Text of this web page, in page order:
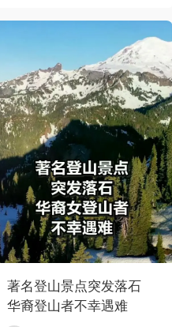
著名登山景点突发落石
华裔登山者不幸遇难